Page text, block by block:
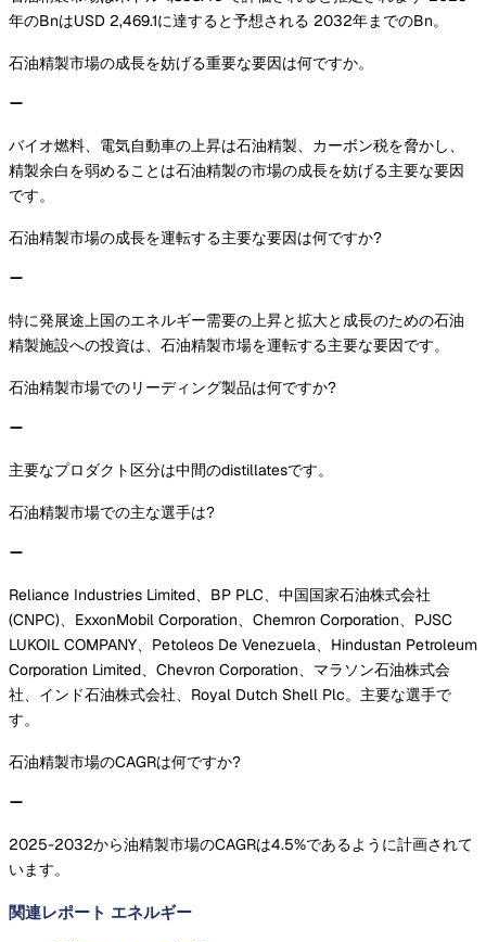
年のBnはUSD 2,469.1に達すると予想される 2032年までのBn。
石油精製市場の成長を妨げる重要な要因は何ですか。
バイオ燃料、電気自動車の上昇は石油精製、カーボン税を脅かし、
精製余白を弱めることは石油精製の市場の成長を妨げる主要な要因
です。
石油精製市場の成長を運転する主要な要因は何ですか?
特に発展途上国のエネルギー需要の上昇と拡大と成長のための石油
精製施設への投資は、石油精製市場を運転する主要な要因です。
石油精製市場でのリーディング製品は何ですか?
主要なプロダクト区分は中間のdistillatesです。
石油精製市場での主な選手は?
Reliance Industries Limited、BP PLC、中国国家石油株式会社
(CNPC)、ExxonMobil Corporation、Chemron Corporation、PJSC
LUKOIL COMPANY、Petoleos De Venezuela、Hindustan Petroleum
Corporation Limited、Chevron Corporation、マラソン石油株式会
社、インド石油株式会社、Royal Dutch Shell Plc。主要な選手で
す。
石油精製市場のCAGRは何ですか?
2025-2032から油精製市場のCAGRは4.5%であるように計画されて
います。
関連レポート エネルギー